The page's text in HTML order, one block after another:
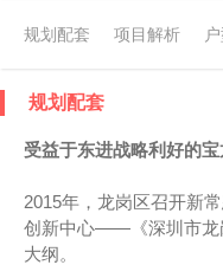
规划配套 项目解析
规划配套
受益于东进战略利好的
2015年，龙岗区召开新
创新中心——《深圳市龙
大纲。